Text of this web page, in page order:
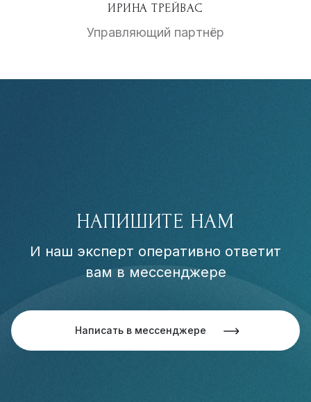
ИРИНА ТРЕЙВАС
Управляющий партнёр
НАПИШИТЕ НАМ
И наш эксперт оперативно ответит
вам в мессенджере
Написать в мессенджере